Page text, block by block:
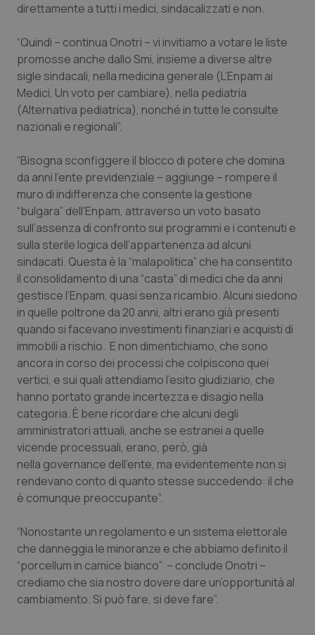
Calabria
Campania
Emilia-Romagna
Friuli Venezia Giulia
Lazio
Liguria
Lombardia
Marche
Molise
Piemonte
Provincia Autonoma di Bolzano
Provincia Autonoma di Trento
Puglia
Sardegna
Sicilia
Toscana
Umbria
Asma & BPCO
Car-T
Colesterolo & coronaropatie
Dermatite Atopica
Diabete & glucometri
Disturbi dell’umore
Dolore
Donna & Salute
Epatiti
HIV
Infezioni & Febbre
Ipertensione & Scompenso
Malattie rare
Malattia di Crohn & Rettocolite Ulcerosa
Neuroscienze & patologie neurodegenerative
Obesità
Oftalmologia
direttamente a tutti i medici, sindacalizzati e non.
“Quindi – continua Onotri – vi invitiamo a votare le liste
promosse anche dallo Smi, insieme a diverse altre
sigle sindacali, nella medicina generale (L’Enpam ai
Medici, Un voto per cambiare), nella pediatria
(Alternativa pediatrica), nonché in tutte le consulte
nazionali e regionali”.
“Bisogna sconfiggere il blocco di potere che domina
da anni l’ente previdenziale – aggiunge – rompere il
muro di indifferenza che consente la gestione
“bulgara” dell’Enpam, attraverso un voto basato
sull’assenza di confronto sui programmi e i contenuti e
sulla sterile logica dell’appartenenza ad alcuni
sindacati. Questa è la “malapolitica” che ha consentito
il consolidamento di una “casta” di medici che da anni
gestisce l’Enpam, quasi senza ricambio. Alcuni siedono
in quelle poltrone da 20 anni, altri erano già presenti
quando si facevano investimenti finanziari e acquisti di
immobili a rischio. E non dimentichiamo, che sono
ancora in corso dei processi che colpiscono quei
vertici, e sui quali attendiamo l’esito giudiziario, che
hanno portato grande incertezza e disagio nella
categoria. È bene ricordare che alcuni degli
amministratori attuali, anche se estranei a quelle
vicende processuali, erano, però, già
nella governance dell’ente, ma evidentemente non si
rendevano conto di quanto stesse succedendo: il che
è comunque preoccupante”.
“Nonostante un regolamento e un sistema elettorale
che danneggia le minoranze e che abbiamo definito il
“porcellum in camice bianco” – conclude Onotri –
crediamo che sia nostro dovere dare un’opportunità al
cambiamento. Si può fare, si deve fare”.